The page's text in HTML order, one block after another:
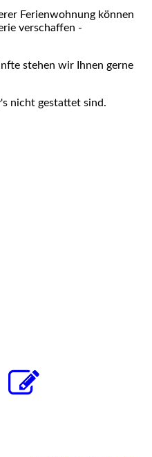
Ferienwohnung können
verschaffen -
stehen wir Ihnen gerne
nicht gestattet sind.